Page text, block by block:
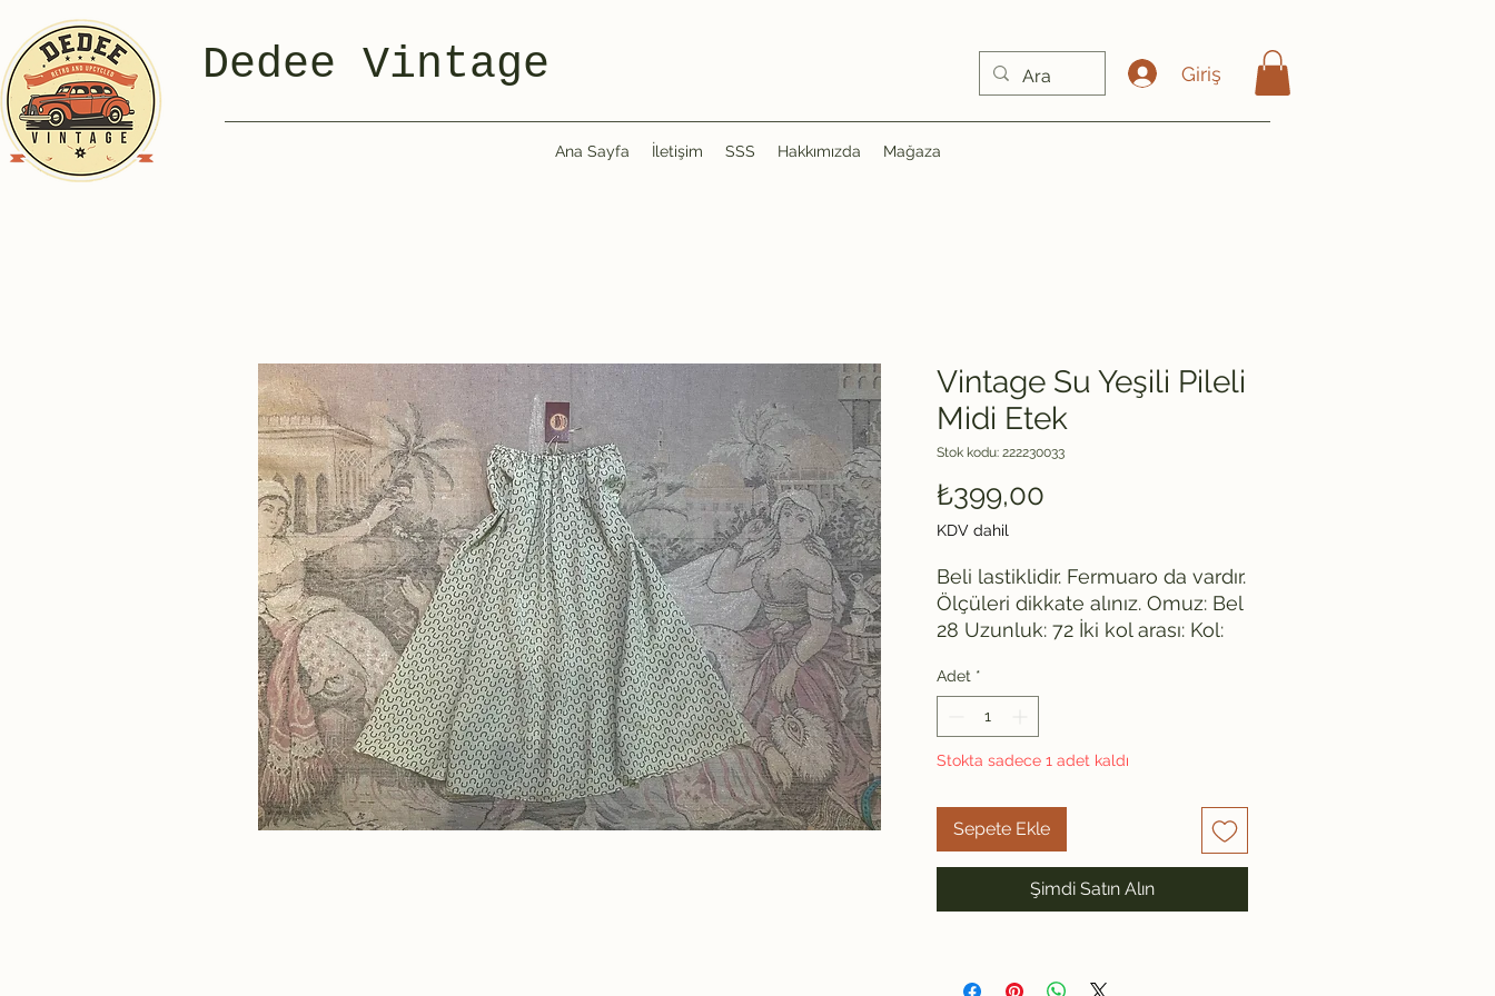
Dedee Vintage Giriş
Ana Sayfa İletişim SSS Hakkımızda Mağaza
Vintage Su Yeşili Pileli
Midi Etek
Stok kodu: 222230033
₺399,00
KDV dahil
Beli lastiklidir. Fermuaro da vardır.
Ölçüleri dikkate alınız. Omuz: Bel
28 Uzunluk: 72 İki kol arası: Kol:
Adet *
Stokta sadece 1 adet kaldı
Sepete Ekle
Şimdi Satın Alın